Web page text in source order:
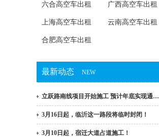
六合高空车出租 广西高空车出租
上海高空车出租 云南高空车出租
合肥高空车出租
最新动态 NEW
立跃路南线项目开始施工 预计年底实现通…
3月16日起，临沂这一路段将临时封闭！
3月10日起，宿迁大道占道施工！